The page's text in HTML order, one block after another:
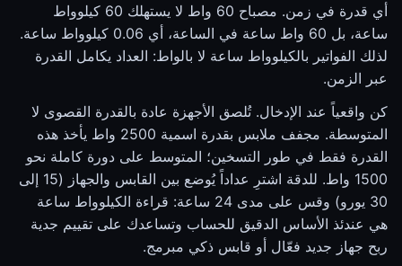
أي قدرة في زمن. مصباح 60 واط لا يستهلك 60 كيلوواط
ساعة، بل 60 واط ساعة في الساعة، أي 0.06 كيلوواط ساعة.
لذلك الفواتير بالكيلوواط ساعة لا بالواط: العداد يكامل القدرة
عبر الزمن.
كن واقعياً عند الإدخال. تُلصق الأجهزة عادة بالقدرة القصوى لا
المتوسطة. مجفف ملابس بقدرة اسمية 2500 واط يأخذ هذه
القدرة فقط في طور التسخين؛ المتوسط على دورة كاملة نحو
1500 واط. للدقة اشترِ عداداً يُوضع بين القابس والجهاز (15 إلى
30 يورو) وقس على مدى 24 ساعة: قراءة الكيلوواط ساعة
هي عندئذ الأساس الدقيق للحساب وتساعدك على تقييم جدية
ربح جهاز جديد فعّال أو قابس ذكي مبرمج.